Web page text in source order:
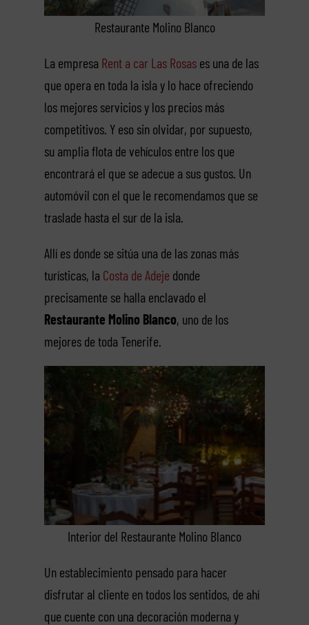
Restaurante Molino Blanco
La empresa Rent a car Las Rosases una de las
que opera en toda la isla y lo hace ofreciendo
los mejores servicios y los precios más
competitivos. Y eso sin olvidar, por supuesto,
su amplia flota de vehículos entre los que
encontrará el que se adecue a sus gustos. Un
automóvil con el que le recomendamos que se
traslade hasta el sur de la isla.
Allí es donde se sitúa una de las zonas más
turísticas, la Costa de Adeje donde
precisamente se halla enclavado el
Restaurante Molino Blanco, uno de los
mejores de toda Tenerife.
Interior del Restaurante Molino Blanco
Un establecimiento pensado para hacer
disfrutar al cliente en todos los sentidos, de ahí
que cuente con una decoración moderna y